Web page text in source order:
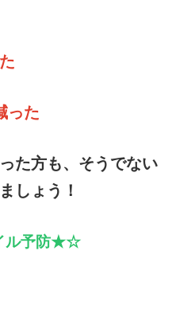
った
た方も、そうでない
しょう！
ル予防★☆